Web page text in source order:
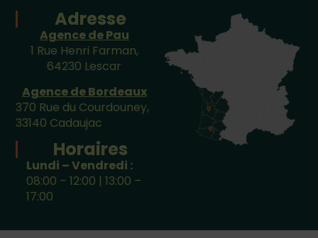
Adresse
Agence de Pau
1 Rue Henri Farman,
64230 Lescar
Agence de Bordeaux
370 Rue du Courdouney,
33140 Cadaujac
Horaires
Lundi – Vendredi :
08:00 – 12:00 | 13:00 –
17:00